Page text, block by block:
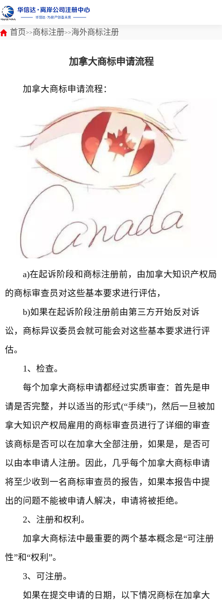
首页>>商标注册>>海外商标注册
加拿大商标申请流程
加拿大商标申请流程：
a)在起诉阶段和商标注册前，由加拿大知识产权局
的商标审查员对这些基本要求进行评估，
b)如果在起诉阶段注册前由第三方开始反对诉
讼，商标异议委员会就可能会对这些基本要求进行评
估。
1、检查。
每个加拿大商标申请都经过实质审查：首先是申
请是否完整，并以适当的形式(“手续”)，然后一旦被加
拿大知识产权局雇用的商标审查员进行了详细的审查
该商标是否可以在加拿大全部注册，如果是，是否可
以由本申请人注册。因此，几乎每个加拿大商标申请
将至少收到一名商标审查员的报告，如果本报告中提
出的问题不能被申请人解决，申请将被拒绝。
2、注册和权利。
加拿大商标法中最重要的两个基本概念是“可注册
性”和“权利”。
3、可注册。
如果在提交申请的日期，以下情况商标在加拿大